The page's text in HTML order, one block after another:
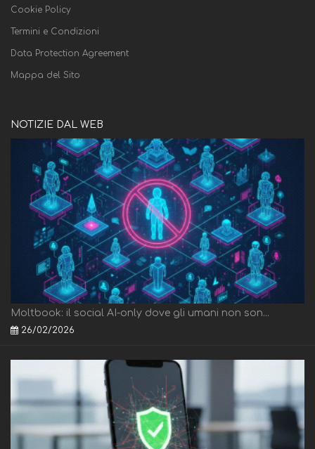
Cookie Policy
Termini e Condizioni
Data Protection Agreement
Mappa del Sito
NOTIZIE DAL WEB
Moltbook: il social AI-only dove gli umani non son...
26/02/2026